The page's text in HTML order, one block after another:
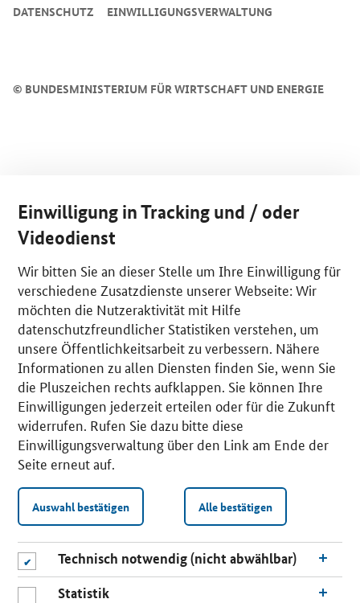
© BUNDESMINISTERIUM FÜR WIRTSCHAFT UND ENERGIE
DATENSCHUTZ
EINWILLIGUNGSVERWALTUNG
Einwilligung in Tracking und / oder
Videodienst
Wir bitten Sie an dieser Stelle um Ihre Einwilligung für
verschiedene Zusatzdienste unserer Webseite: Wir
möchten die Nutzeraktivität mit Hilfe
datenschutzfreundlicher Statistiken verstehen, um
unsere Öffentlichkeitsarbeit zu verbessern. Nähere
Informationen zu allen Diensten finden Sie, wenn Sie
die Pluszeichen rechts aufklappen. Sie können Ihre
Einwilligungen jederzeit erteilen oder für die Zukunft
widerrufen. Rufen Sie dazu bitte diese
Einwilligungsverwaltung über den Link am Ende der
Seite erneut auf.
Auswahl bestätigen Alle bestätigen
Technisch notwendig (nicht abwählbar)
Statistik